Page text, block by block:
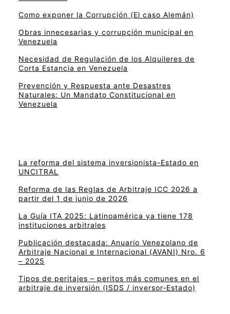
Como exponer la Corrupción (El caso Alemán)
Obras innecesarias y corrupción municipal en
Venezuela
Necesidad de Regulación de los Alquileres de
Corta Estancia en Venezuela
Prevención y Respuesta ante Desastres
Naturales: Un Mandato Constitucional en
Venezuela
La reforma del sistema inversionista-Estado en
UNCITRAL
Reforma de las Reglas de Arbitraje ICC 2026 a
partir del 1 de junio de 2026
La Guía ITA 2025: Latinoamérica ya tiene 178
instituciones arbitrales
Publicación destacada: Anuario Venezolano de
Arbitraje Nacional e Internacional (AVANI) Nro. 6
– 2025
Tipos de peritajes – peritos más comunes en el
arbitraje de inversión (ISDS / inversor-Estado)